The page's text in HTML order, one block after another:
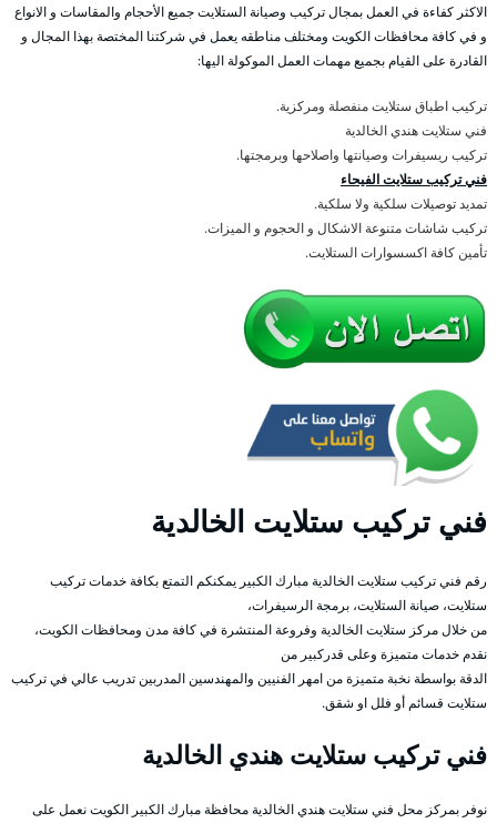
الاكثر كفاءة في العمل بمجال تركيب وصيانة الستلايت جميع الأحجام والمقاسات و الانواع
و في كافة محافظات الكويت ومختلف مناطقه يعمل في شركتنا المختصة بهذا المجال و
القادرة على القيام بجميع مهمات العمل الموكولة اليها:
تركيب اطباق ستلايت منفصلة ومركزية.
فني ستلايت هندي الخالدية
تركيب ريسيفرات وصيانتها واصلاحها وبرمجتها.
فني تركيب ستلايت الفيحاء
تمديد توصيلات سلكية ولا سلكية.
تركيب شاشات متنوعة الاشكال و الحجوم و الميزات.
تأمين كافة اكسسوارات الستلايت.
فني تركيب ستلايت الخالدية
رقم فني تركيب ستلايت الخالدية مبارك الكبير يمكنكم التمتع بكافة خدمات تركيب
ستلايت، صيانة الستلايت، برمجة الرسيفرات،
من خلال مركز ستلايت الخالدية وفروعة المنتشرة في كافة مدن ومحافظات الكويت،
نقدم خدمات متميزة وعلى قدركبير من
الدقة بواسطة نخبة متميزة من امهر الفنيين والمهندسين المدربين تدريب عالي في تركيب
ستلايت قسائم أو فلل او شقق.
فني تركيب ستلايت هندي الخالدية
نوفر بمركز محل فني ستلايت هندي الخالدية محافظة مبارك الكبير الكويت نعمل على